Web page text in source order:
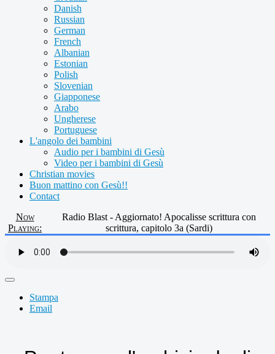
Danish
Russian
German
French
Albanian
Estonian
Polish
Slovenian
Giapponese
Arabo
Ungherese
Portuguese
L'angolo dei bambini
Audio per i bambini di Gesù
Video per i bambini di Gesù
Christian movies
Buon mattino con Gesù!!
Contact
Now
Playing:
Radio Blast - Aggiornato! Apocalisse scrittura con
scrittura, capitolo 3a (Sardi)
Stampa
Email